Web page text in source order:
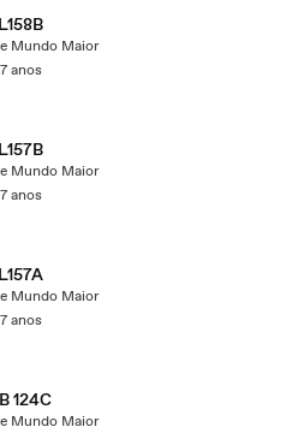
Mundo Maior
anos
Mundo Maior
anos
Mundo Maior
anos
124C
Mundo Maior